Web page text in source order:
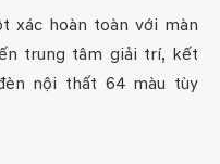
xác hoàn toàn với màn
trung tâm giải trí, kết
nội thất 64 màu tùy